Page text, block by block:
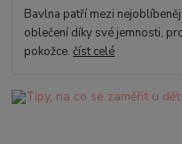
Bavlna patří mezi
oblečení díky své jemnosti,
pokožce.číst celé